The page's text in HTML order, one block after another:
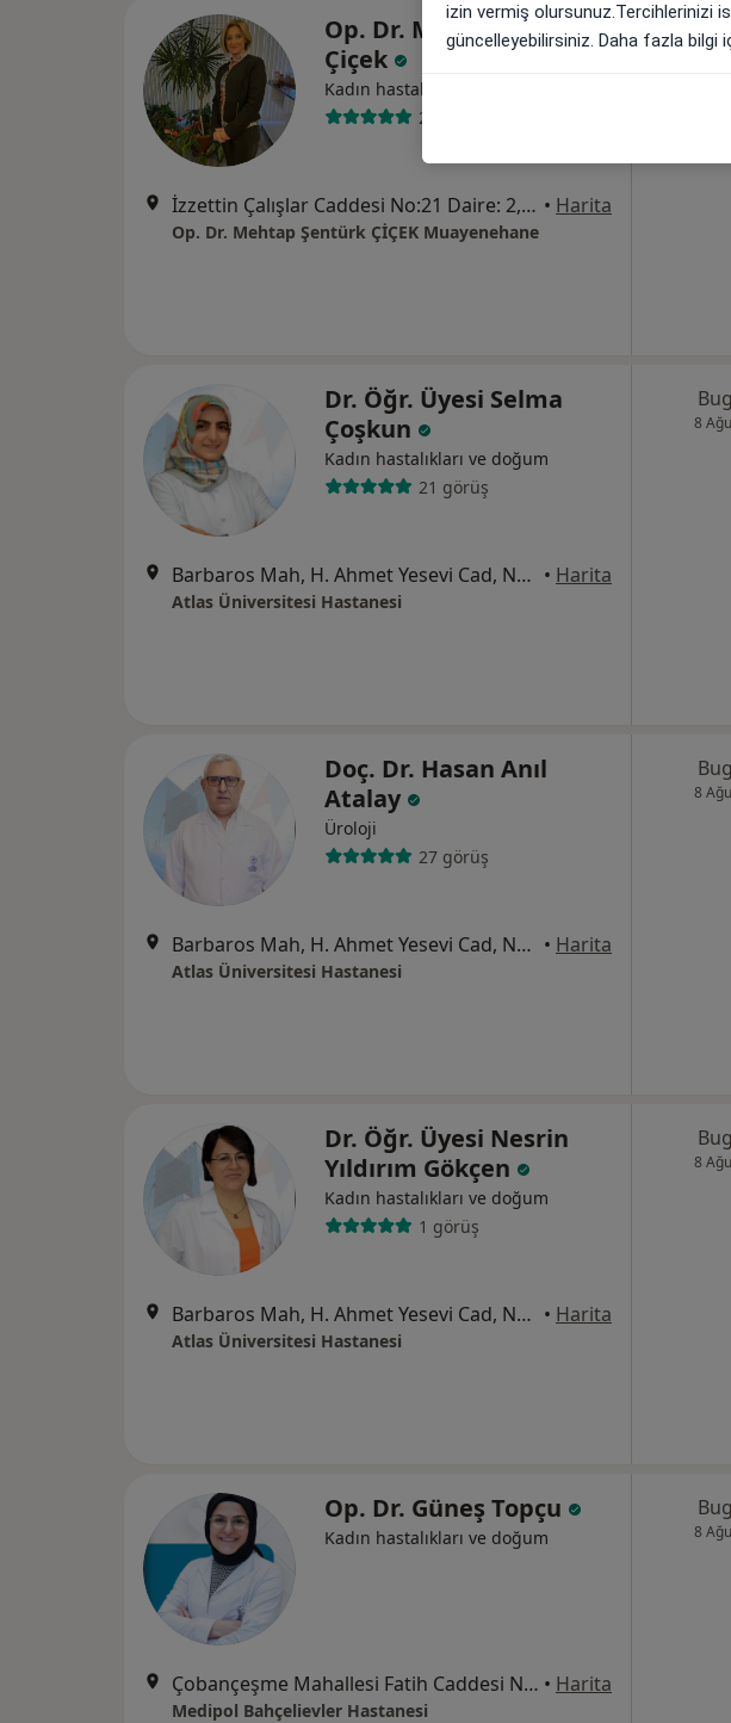
Op. Dr. Mehtap Şentürk
Çiçek
Kadın hastalıkları ve doğum
209 görüş
İzzettin Çalışlar Caddesi No:21 Daire: 2, İstanbul • Harita
Op. Dr. Mehtap Şentürk ÇİÇEK Muayenehane
8
Dr. Öğr. Üyesi Selma
Çoşkun
Kadın hastalıkları ve doğum
21 görüş
Barbaros Mah, H. Ahmet Yesevi Cad, No: 149 Güneşli - Bağcılar / İstanbul, Bağcılar • Harita
Atlas Üniversitesi Hastanesi
8
Doç. Dr. Hasan Anıl
Atalay
Üroloji
27 görüş
Barbaros Mah, H. Ahmet Yesevi Cad, No: 149 Güneşli - Bağcılar / İstanbul, Bağcılar • Harita
Atlas Üniversitesi Hastanesi
8
Dr. Öğr. Üyesi Nesrin
Yıldırım Gökçen
Kadın hastalıkları ve doğum
1 görüş
Barbaros Mah, H. Ahmet Yesevi Cad, No: 149 Güneşli - Bağcılar / İstanbul, Bağcılar • Harita
Atlas Üniversitesi Hastanesi
8
Op. Dr. Güneş Topçu
Kadın hastalıkları ve doğum
Çobançeşme Mahallesi Fatih Caddesi No:1/8, Bahçelievler • Harita
Medipol Bahçelievler Hastanesi
8
izin vermiş olursunuz.Tercihlerinizi
güncelleyebilirsiniz. Daha fazla bilgi